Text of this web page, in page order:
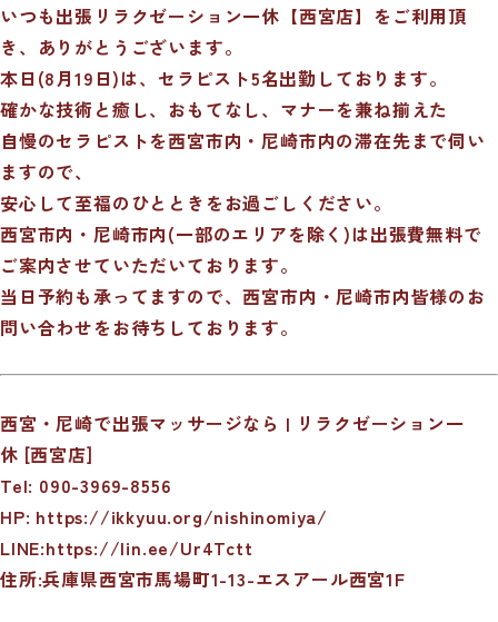
いつも出張リラクゼーション一休【西宮店】をご利用頂
き、ありがとうございます。
本日(8月19日)は、セラピスト5名出勤しております。
確かな技術と癒し、おもてなし、マナーを兼ね揃えた
自慢のセラピストを西宮市内・尼崎市内の滞在先まで伺い
ますので、
安心して至福のひとときをお過ごしください。
西宮市内・尼崎市内(一部のエリアを除く)は出張費無料で
ご案内させていただいております。
当日予約も承ってますので、西宮市内・尼崎市内皆様のお
問い合わせをお待ちしております。
西宮・尼崎で出張マッサージなら | リラクゼーション一
休 [西宮店]
Tel: 090-3969-8556
HP: https://ikkyuu.org/nishinomiya/
LINE:https://lin.ee/Ur4Tctt
住所:兵庫県西宮市馬場町1-13-エスアール西宮1F